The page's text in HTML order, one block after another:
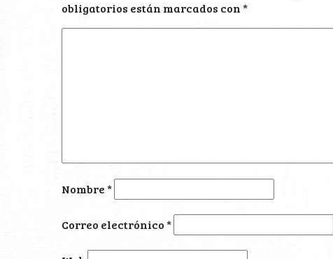
obligatorios están marcados con*
Nombre*
Correo electrónico*